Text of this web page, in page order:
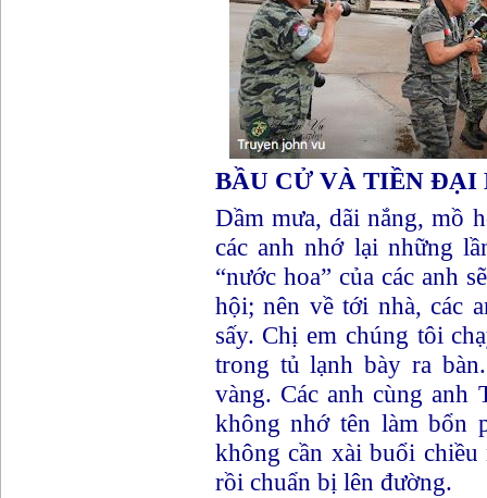
BẦU CỬ VÀ TIỀN ĐẠI
Dầm mưa, dãi nắng, mồ
các anh nhớ lại những
“nước hoa” của các anh
hội; nên về tới nhà, các
sấy. Chị em chúng tôi
trong tủ lạnh bày ra
vàng. Các anh cùng anh
không nhớ tên làm bổn
không cần xài buổi
rồi chuẩn bị lên đường.